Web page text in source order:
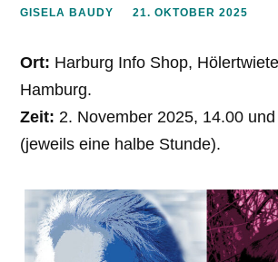
GISELA BAUDY 21. OKTOBER 2025
Ort: Harburg Info Shop,
Hamburg.
Zeit: 2. November 2025, 14.00
(jeweils eine halbe Stunde).